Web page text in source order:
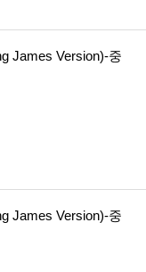
James Version)-중
James Version)-중